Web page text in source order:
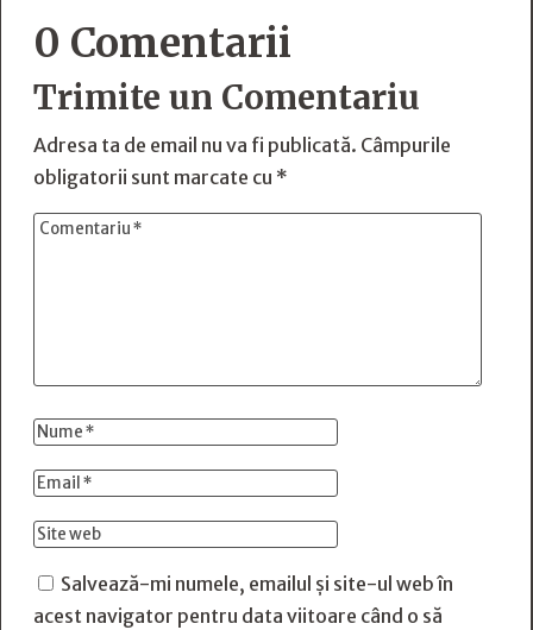
0 Comentarii
Trimite un Comentariu
Adresa ta de email nu va fi publicată. Câmpurile
obligatorii sunt marcate cu *
Salvează-mi numele, emailul și site-ul web în
acest navigator pentru data viitoare când o să